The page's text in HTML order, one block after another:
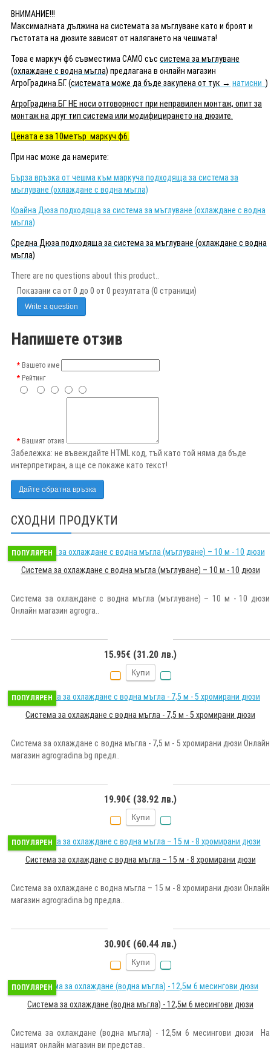
ВНИМАНИЕ!!!
Максималната дължина на системата за мъглуване като и броят и
гъстотата на дюзите зависят от налягането на чешмата!
Това е маркуч ф6 съвместима САМО със система за мъглуване
(охлаждане с водна мъгла) предлагана в онлайн магазин
АгроГрадина.БГ. (системата може да бъде закупена от тук → натисни )
АгроГрадина.БГ НЕ носи отговорност при неправилен монтаж, опит за
монтаж на друг тип система или модифицирането на дюзите.
Цената е за 10метър маркуч ф6.
При нас може да намерите:
Бърза връзка от чешма към маркуча подходяща за система за
мъглуване (охлаждане с водна мъгла)
Крайна Дюза подходяща за система за мъглуване (охлаждане с водна
мъгла)
Средна Дюза подходяща за система за мъглуване (охлаждане с водна
мъгла)
There are no questions about this product..
Показани са от 0 до 0 от 0 резултата (0 страници)
Write a question
Напишете отзив
Вашето име
Рейтинг
Вашият отзив
Забележка: не въвеждайте HTML код, тъй като той няма да бъде
интерпретиран, а ще се покаже като текст!
Дайте обратна връзка
СХОДНИ ПРОДУКТИ
ПОПУЛЯРЕН
Система за охлаждане с водна мъгла (мъглуване) – 10 м - 10 дюзи
Система за охлаждане с водна мъгла (мъглуване) – 10 м - 10 дюзи
Онлайн магазин agrogra..
15.95€ (31.20 лв.)
Купи
ПОПУЛЯРЕН
Система за охлаждане с водна мъгла - 7,5 м - 5 хромирани дюзи
Система за охлаждане с водна мъгла - 7,5 м - 5 хромирани дюзи Онлайн
магазин agrogradina.bg предл..
19.90€ (38.92 лв.)
Купи
ПОПУЛЯРЕН
Система за охлаждане с водна мъгла – 15 м - 8 хромирани дюзи
Система за охлаждане с водна мъгла – 15 м - 8 хромирани дюзи Онлайн
магазин agrogradina.bg предла..
30.90€ (60.44 лв.)
Купи
ПОПУЛЯРЕН
Система за охлаждане (водна мъгла) - 12,5м 6 месингови дюзи
Система за охлаждане (водна мъгла) - 12,5м 6 месингови дюзи На
нашият онлайн магазин ви представ..